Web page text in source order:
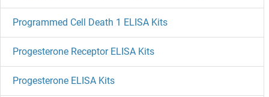
Programmed Cell Death 1 ELISA Kits
Progesterone Receptor ELISA Kits
Progesterone ELISA Kits